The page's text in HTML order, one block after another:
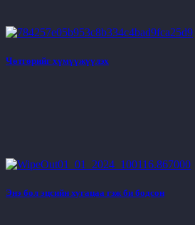
Чөтгөрийг хүмүүжүүлэх
Энэ бол эцсийн хугацаа гэж би бодсон